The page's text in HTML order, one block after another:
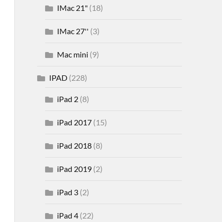
IMac 21"(18)
IMac 27'' (3)
Mac mini (9)
IPAD(228)
iPad 2(8)
iPad 2017(15)
iPad 2018(8)
iPad 2019(2)
iPad 3(2)
iPad 4(22)